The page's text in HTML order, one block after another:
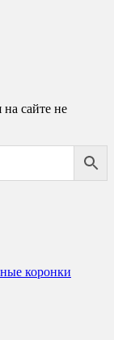
сайте не
коронки